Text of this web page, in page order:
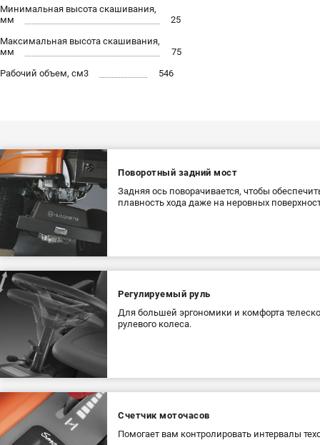
Минимальная высота скашивания,
мм
25
Максимальная высота скашивания,
мм
75
Рабочий объем, см3
546
Поворотный задний мост
Задняя ось поворачивается, чтобы
плавность хода даже на неровных
Регулируемый руль
Для большей эргономики и комфорта
рулевого колеса.
Счетчик моточасов
Помогает вам контролировать интервалы